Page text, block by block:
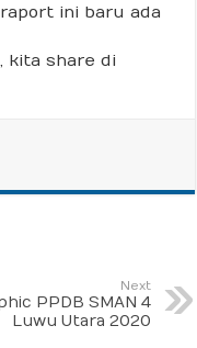
ini baru ada
kita share di
Next
PPDB SMAN 4
Luwu Utara 2020